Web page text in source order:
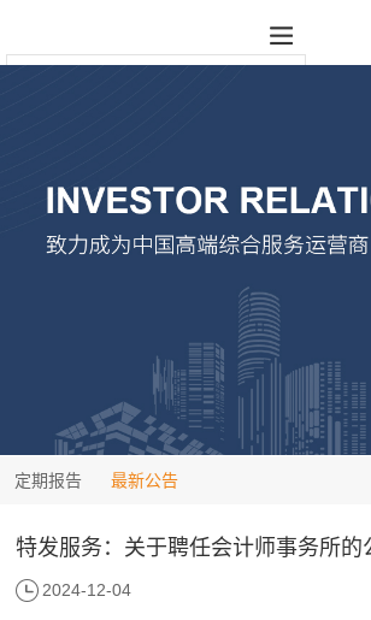
定期报告 最新公告
特发服务：关于聘任会计师事务所的
2024-12-04